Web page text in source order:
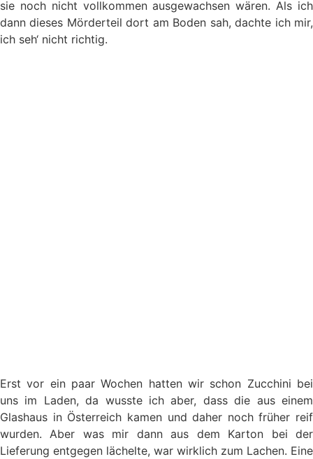
sie noch nicht vollkommen ausgewachsen wären. Als ich
dann dieses Mörderteil dort am Boden sah, dachte ich mir,
ich seh‘ nicht richtig.
Erst vor ein paar Wochen hatten wir schon Zucchini bei
uns im Laden, da wusste ich aber, dass die aus einem
Glashaus in Österreich kamen und daher noch früher reif
wurden. Aber was mir dann aus dem Karton bei der
Lieferung entgegen lächelte, war wirklich zum Lachen. Eine